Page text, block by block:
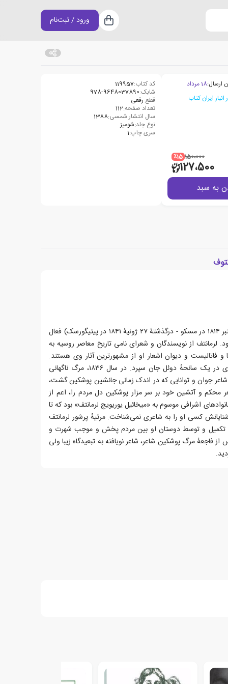
سبد خرید
ورود / ثبت‌نام
ارسال:18 مرداد
150،000 ٪15
127،500
به سبد
کد کتاب:119957
شابک:978-9648037890
قطع:رقعی
تعداد صفحه:112
سال انتشار شمسی:1388
نوع جلد:شومیز
سری چاپ:1
میخائیل یوریویچ لرمانتف (زادهٔ ۳ اکتبر ۱۸۱۴ در مسکو - درگذشتهٔ ۲۷ ژوئیهٔ ۱۸۴۱ در پیتیگورسک) فعال
لرمانتف از نویسندگان و شعرای نامی تاریخ معاصر روسیه به
و فاتالیست و دیوان اشعار او از مشهورترین آثار وی هستند.
لرمانتف در روز ۲۷ ژوئیهٔ ۱۸۴۱ میلادی در یک سانحهٔ دوئل جان سپرد. در سال ۱۸۳۶، مرگ ناگهانی
جوان و توانایی که در اندک زمانی جانشین پوشکین گشت،
محکم و آتشین خود بر سر مزار پوشکین دل مردم را، اعم از
اشرافی موسوم به «میخائیل یوریویچ لرمانتف» بود که تا
کسی او را به شاعری نمی‌شناخت. مرثیهٔ پرشور لرمانتف
تکمیل و توسط دوستان او بین مردم پخش و موجب شهرت و
فاجعهٔ مرگ پوشکین شاعر، شاعر نویافته به تبعیدگاه زیبا ولی